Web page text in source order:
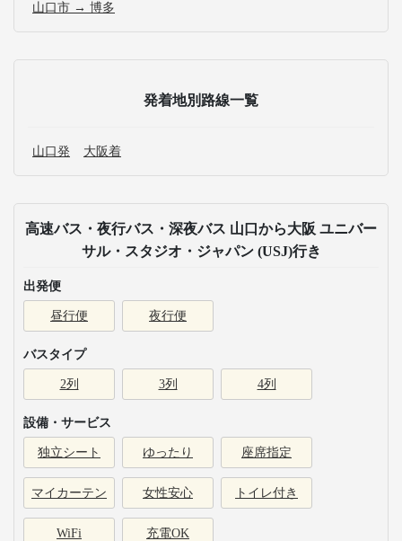
山口市 → 博多
発着地別路線一覧
山口発 大阪着
高速バス・夜行バス・深夜バス 山口から大阪 ユニバー
サル・スタジオ・ジャパン (USJ)行き
出発便
昼行便 夜行便
バスタイプ
2列 3列 4列
設備・サービス
独立シート ゆったり 座席指定
マイカーテン 女性安心 トイレ付き
WiFi 充電OK